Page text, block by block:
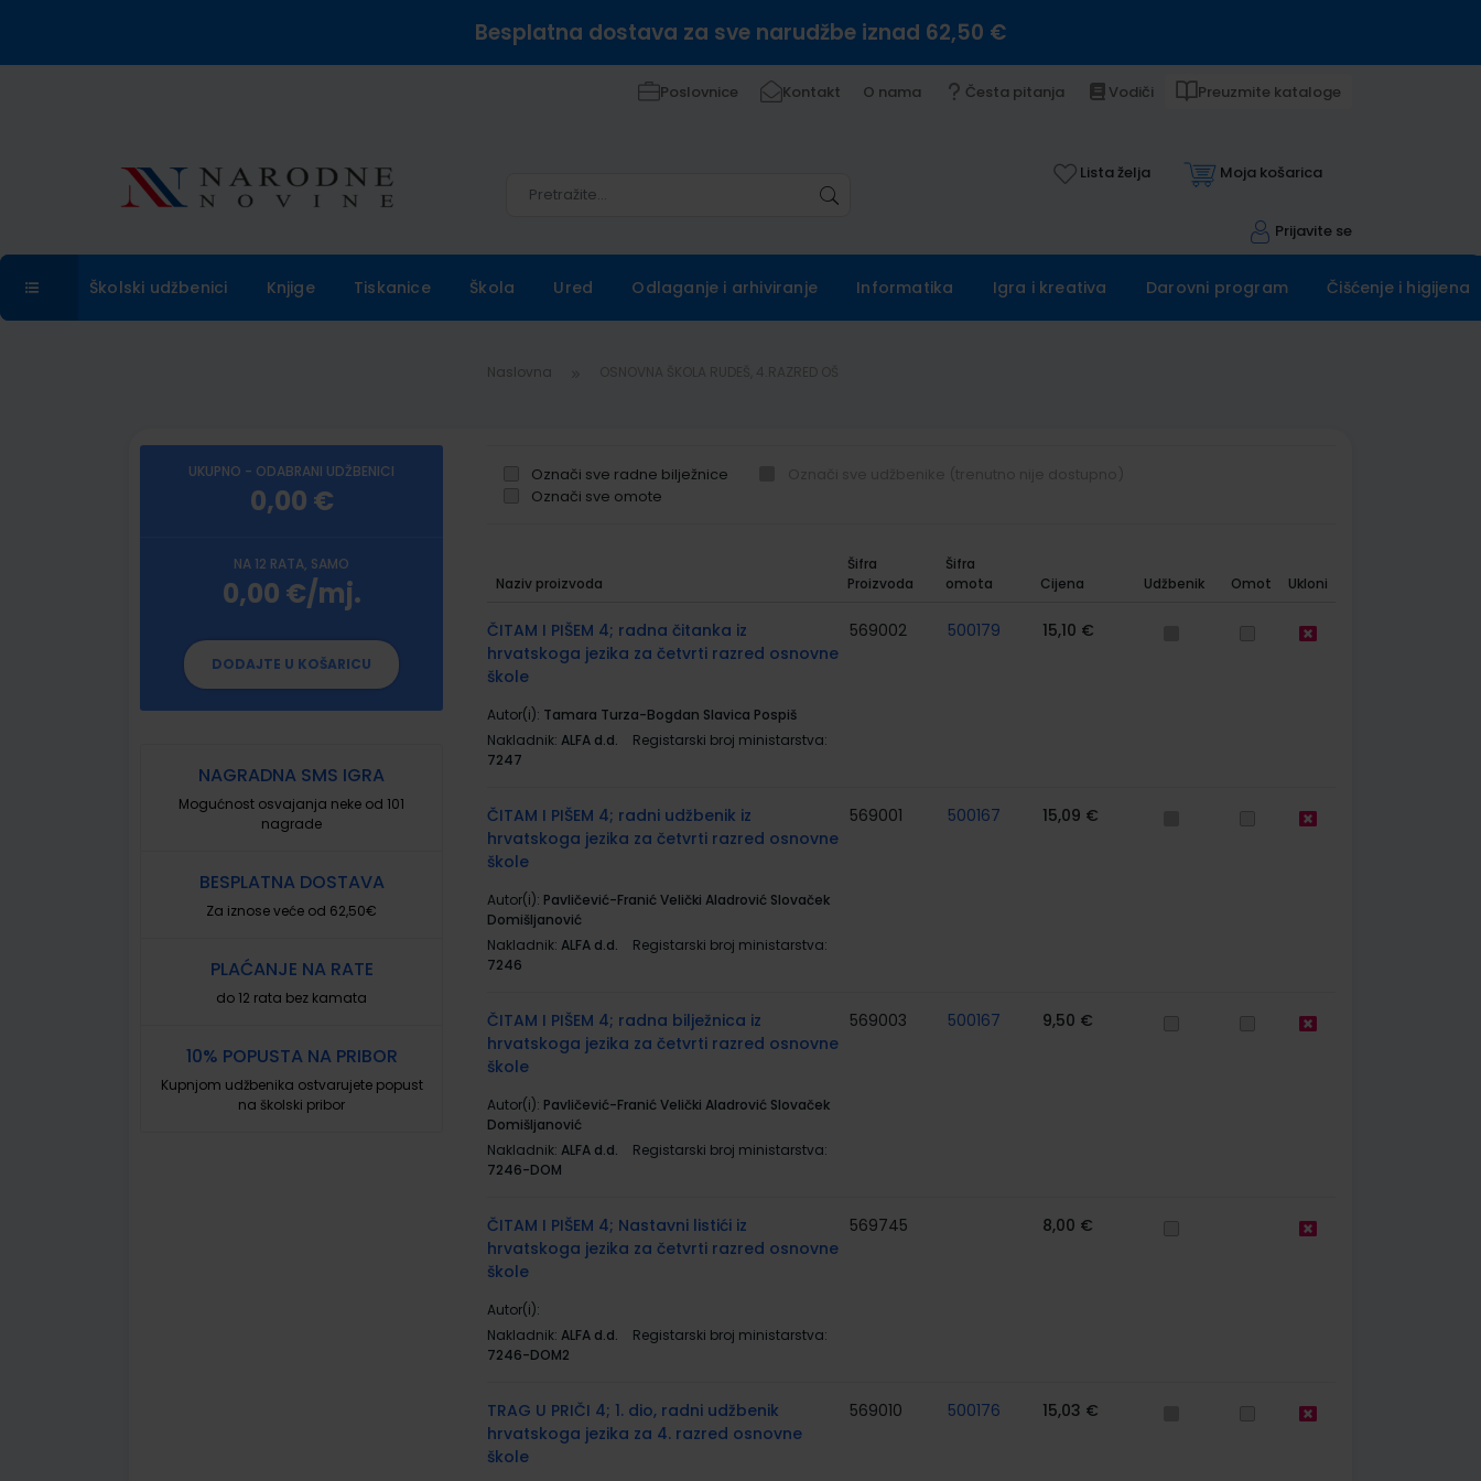
Besplatna dostava za sve narudžbe iznad 62,50 €
Poslovnice Kontakt O nama Česta pitanja Vodiči Preuzmite kataloge
Lista želja Moja košarica
Prijavite se
Školski udžbenici Knjige Tiskanice Škola Ured Odlaganje i arhiviranje Informatika Igra i kreativa Darovni program Čišćenje i higijena
Naslovna
UKUPNO - ODABRANI UDŽBENICI
0,00 €
NA 12 RATA, SAMO
0,00 €/mj.
DODAJTE U KOŠARICU
NAGRADNA SMS IGRA
Mogućnost osvajanja neke od 101
nagrade
BESPLATNA DOSTAVA
Za iznose veće od 62,50€
PLAĆANJE NA RATE
do 12 rata bez kamata
10% POPUSTA NA PRIBOR
Kupnjom udžbenika ostvarujete popust
na školski pribor
Označi sve radne bilježnice
Označi sve omote
proizvodi
Naziv proizvoda
Šifra
Proizvoda
Šifra
omota
Cijena Udžbenik Omot Ukloni
ČITAM I PIŠEM 4; radna čitanka iz
hrvatskoga jezika za četvrti razred osnovne
škole
Autor(i): Tamara Turza-Bogdan Slavica Pospiš
Nakladnik: ALFA d.d.
Registarski broj ministarstva:
7247
569002 500179 15,10 €
ČITAM I PIŠEM 4; radni udžbenik iz
hrvatskoga jezika za četvrti razred osnovne
škole
Autor(i): Pavličević-Franić Velički Aladrović Slovaček
Domišljanović
Nakladnik: ALFA d.d.
Registarski broj ministarstva:
7246
569001 500167 15,09 €
ČITAM I PIŠEM 4; radna bilježnica iz
hrvatskoga jezika za četvrti razred osnovne
škole
Autor(i): Pavličević-Franić Velički Aladrović Slovaček
Domišljanović
Nakladnik: ALFA d.d.
Registarski broj ministarstva:
7246-DOM
569003 500167 9,50 €
ČITAM I PIŠEM 4; Nastavni listići iz
hrvatskoga jezika za četvrti razred osnovne
škole
Autor(i):
Nakladnik: ALFA d.d.
Registarski broj ministarstva:
7246-DOM2
569745 8,00 €
TRAG U PRIČI 4; 1. dio, radni udžbenik
hrvatskoga jezika za 4. razred osnovne
škole
569010 500176 15,03 €